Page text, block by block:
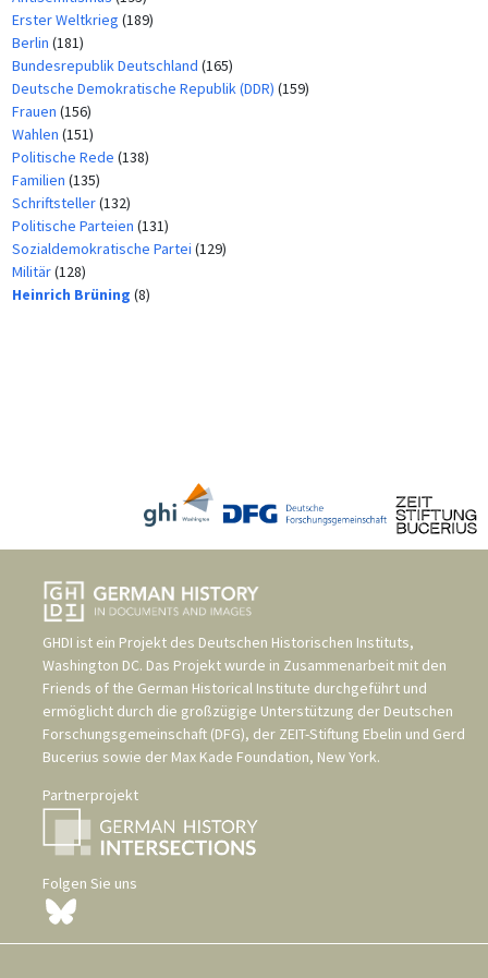
Erster Weltkrieg (189)
Berlin (181)
Bundesrepublik Deutschland (165)
Deutsche Demokratische Republik (DDR) (159)
Frauen (156)
Wahlen (151)
Politische Rede (138)
Familien (135)
Schriftsteller(132)
Politische Parteien (131)
Sozialdemokratische Partei (129)
Militär(128)
Heinrich Brüning (8)
GHDI ist ein Projekt des Deutschen Historischen Instituts,
Washington DC. Das Projekt wurde in Zusammenarbeit mit den
Friends of the German Historical Institute durchgeführt und
ermöglicht durch die großzügige Unterstützung der Deutschen
Forschungsgemeinschaft (DFG), der ZEIT-Stiftung Ebelin und Gerd
Bucerius sowie der Max Kade Foundation, New York.
Partnerprojekt
Folgen Sie uns